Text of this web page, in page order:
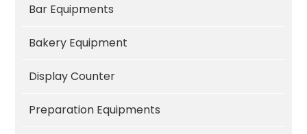
Bar Equipments
Bakery Equipment
Display Counter
Preparation Equipments